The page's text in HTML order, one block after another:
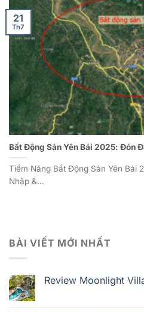
Bất Động Sản Yên Bái 2025: Đón
Tiềm Năng Bất Động Sản Yên Bái
Nhập &...
21
Th7
BÀI VIẾT MỚI NHẤT
Review Moonlight